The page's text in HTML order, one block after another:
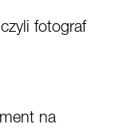
fotograf
na